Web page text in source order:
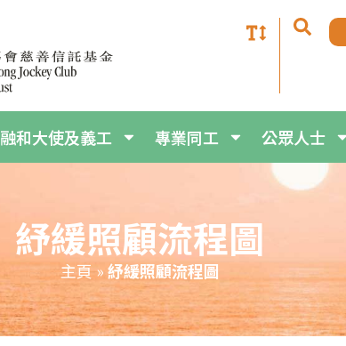
融和大使及義工 專業同工 公眾人士
紓緩照顧流程圖
主頁»紓緩照顧流程圖